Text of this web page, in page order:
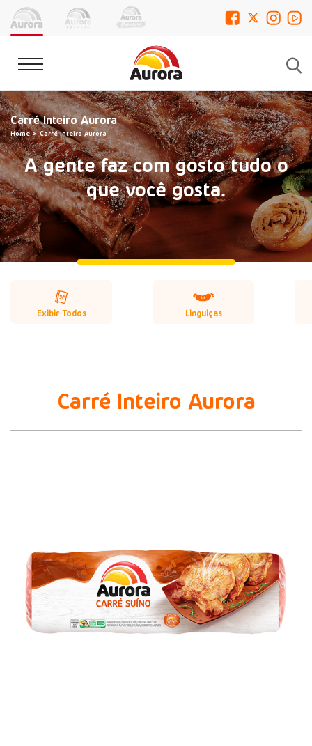
Carré Inteiro Aurora
Home Carré Inteiro Aurora
A gente faz com gosto tudo o
que você gosta.
Exibir Todos Linguiças
Carré Inteiro Aurora